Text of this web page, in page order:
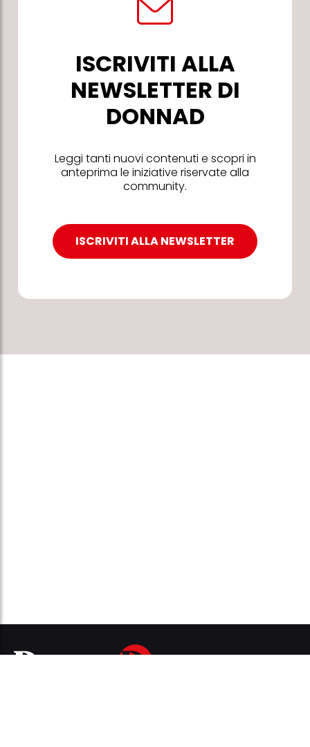
ISCRIVITI ALLA
NEWSLETTER DI
DONNAD
Leggi tanti nuovi contenuti e scopri in
anteprima le iniziative riservate alla
community.
ISCRIVITI ALLA NEWSLETTER